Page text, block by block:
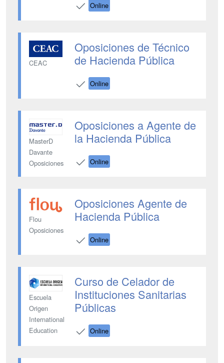
Online
CEAC
Oposiciones de Técnico
de Hacienda Pública
Online
MasterD
Davante
Oposiciones
Oposiciones a Agente de
la Hacienda Pública
Online
Flou
Oposiciones
Oposiciones Agente de
Hacienda Pública
Online
Escuela
Origen
International
Education
Curso de Celador de
Instituciones Sanitarias
Públicas
Online